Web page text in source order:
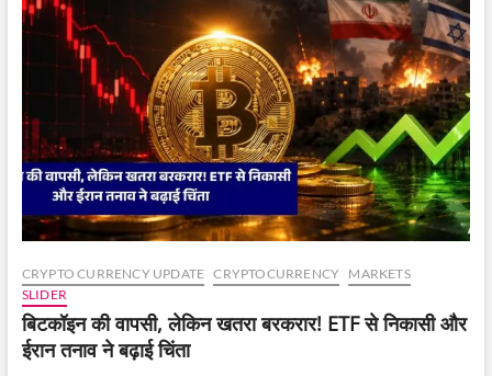
CRYPTO CURRENCY UPDATE CRYPTOCURRENCY
MARKETS
SLIDER
बिटकॉइन की वापसी, लेकिन खतरा बरकरार! ETF से निकासी और
ईरान तनाव ने बढ़ाई चिंता